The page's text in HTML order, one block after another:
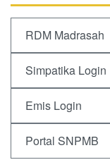
RDM Madrasah
Simpatika Login
Emis Login
Portal SNPMB